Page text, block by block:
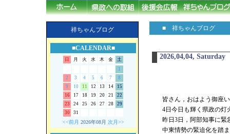
祥ちゃんブログ
■CALENDAR■
日 月 火 水 木 金
土
1
2
3 4 5 6 7
8
9
10 11 12 13 14
15
16
17 18 19 20 21
22
23
24 25 26 27 28
29
30
31
<<前月 2026年08月 次月>>
■ 祥ちゃんブログ
2026,04,04, Saturday
皆さん，おはよう御座
4日今日も輝く県政の灯
昨日3日，阿部知事に緊
中東情勢の緊迫化を踏